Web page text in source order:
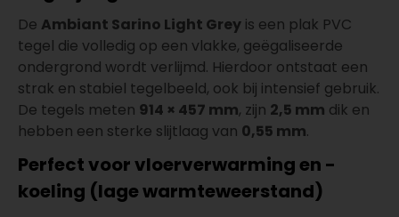
De Ambiant Sarino Light Grey is een plak PVC
tegel die volledig op een vlakke, geëgaliseerde
ondergrond wordt verlijmd. Hierdoor ontstaat een
strak en stabiel tegelbeeld, ook bij intensief gebruik.
De tegels meten 914 × 457 mm, zijn 2,5 mm dik en
hebben een sterke slijtlaag van 0,55 mm.
Perfect voor vloerverwarming en -
koeling (lage warmteweerstand)